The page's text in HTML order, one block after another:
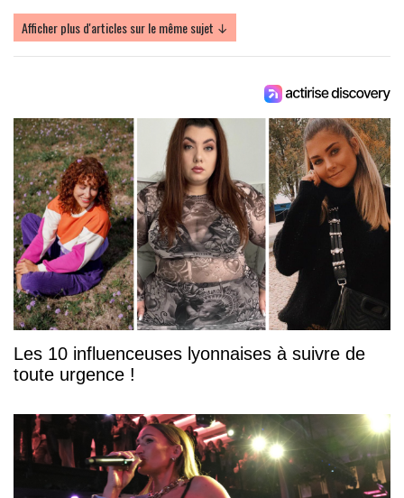
Afficher plus d'articles sur le même sujet ↓
Les 10 influenceuses lyonnaises à suivre de
toute urgence !